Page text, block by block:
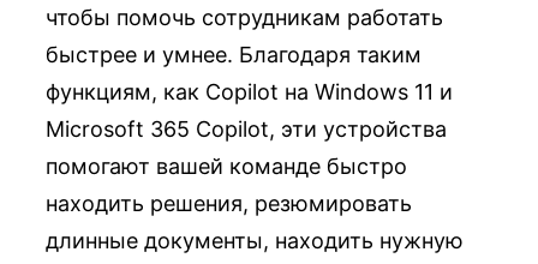
чтобы помочь сотрудникам работать
быстрее и умнее. Благодаря таким
функциям, как Copilot на Windows 11 и
Microsoft 365 Copilot, эти устройства
помогают вашей команде быстро
находить решения, резюмировать
длинные документы, находить нужную